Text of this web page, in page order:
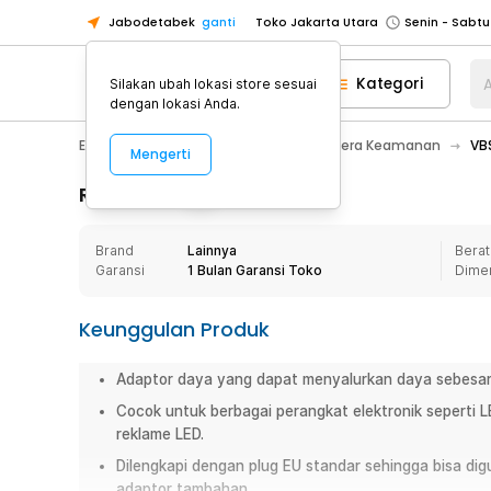
Jabodetabek ganti Toko Jakarta Utara
Toko Tangerang
Toko Cikupa
Pick n Go Jakarta Barat
Senin -
Pick n Go Bekasi
Senin - Jumat
Senin - Jumat
Senin -
Senin -
Toko Tangerang
Pick n Go Jakarta Barat
Senin -
Pick n Go Bekasi
Senin - Jumat
Kategori
Electronic CCTV Aksesoris Kamera Keamanan
Rincian Produk
Brand
Lainnya
Garansi
1 Bulan Garansi Toko
Keunggulan Produk
Adaptor daya yang dapat menyalurkan daya
Cocok untuk berbagai perangkat elektronik seperti
reklame LED.
Dilengkapi dengan plug EU standar sehingga bisa
Silakan ubah lokasi store sesuai
dengan lokasi Anda.
Mengerti